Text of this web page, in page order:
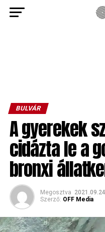
BULVÁR
A gyerekek
cidázta le a
bronxi
Megosztva 2021.09.24
Szerző: OFF Media